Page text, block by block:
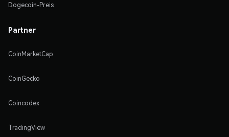
Dogecoin-Preis
Partner
CoinMarketCap
CoinGecko
Coincodex
TradingView